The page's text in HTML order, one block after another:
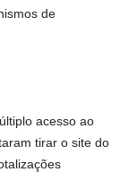
de
acesso ao
tirar o site do